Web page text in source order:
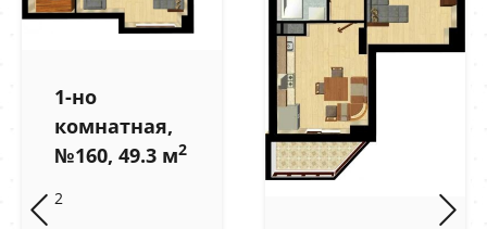
1-но
комнатная,
№160, 49.3 м2
2